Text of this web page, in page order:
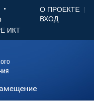
•
ИКТ
О ПРОЕКТЕ
ВХОД